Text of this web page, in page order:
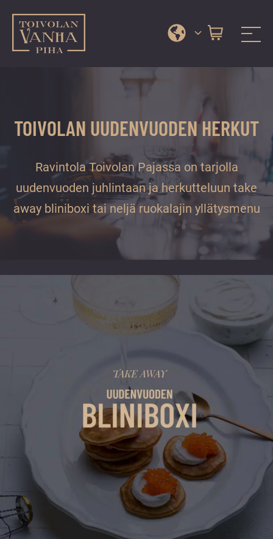
Toivolan vanha piha
palvelut
tapahtumat
kiireettömiä
ja
vuoden.
TOIVOLAN UUDENVUODEN HERKUT
Ravintola Toivolan Pajassa on tarjolla
uudenvuoden juhlintaan ja herkutteluun take
away bliniboxi tai neljä ruokalajin yllätysmenu